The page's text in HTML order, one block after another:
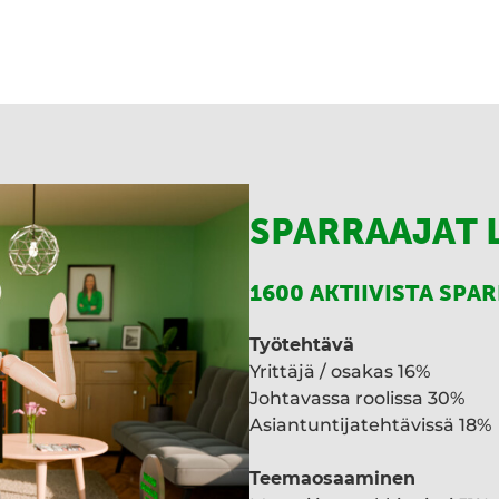
SPARRAAJAT
1600 AKTIIVISTA
Työtehtävä
Yrittäjä / osakas 16%
Johtavassa roolissa 30%
Asiantuntijatehtävissä 18%
Teemaosaaminen